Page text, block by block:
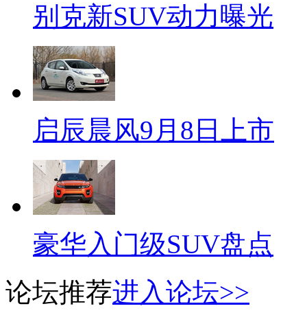
别克新SUV动力曝光
启辰晨风9月8日上市
豪华入门级SUV盘点
论坛推荐进入论坛>>